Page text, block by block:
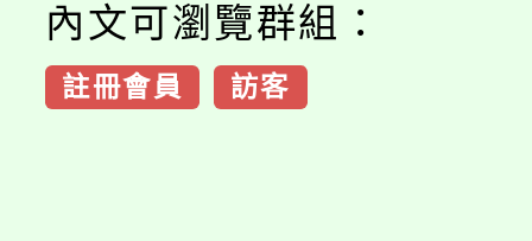
內文可瀏覽群組：
註冊會員 訪客